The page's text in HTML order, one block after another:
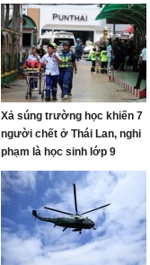
Xả súng trường học khiến 7
người chết ở Thái Lan, nghi
phạm là học sinh lớp 9